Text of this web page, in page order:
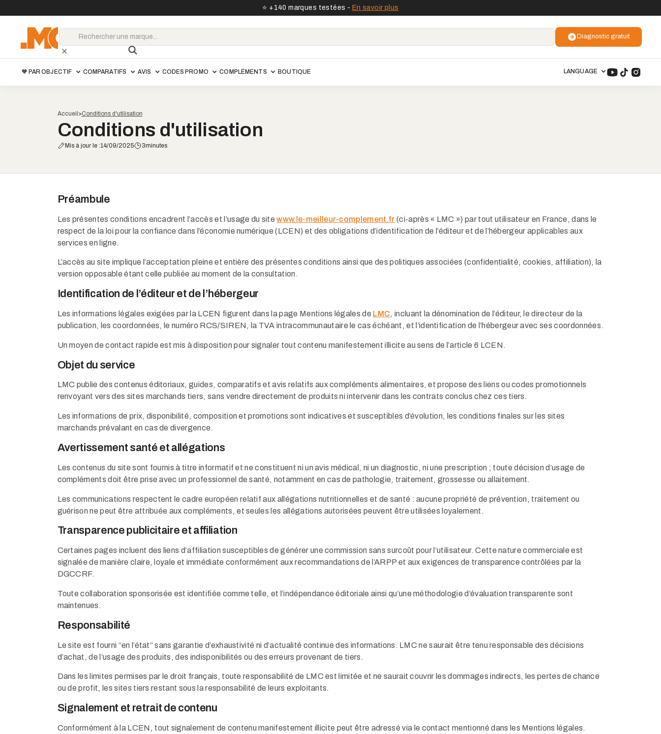
⭐️ +140 marques testées - En savoir plus
Diagnostic gratuit
🧡 PAR OBJECTIF COMPARATIFS AVIS CODES PROMO COMPLÉMENTS BOUTIQUE LANGUAGE
Accueil>Conditions d'utilisation
Conditions d'utilisation
Mis à jour le :14/09/2025 3minutes
Préambule
Les présentes conditions encadrent l’accès et l’usage du sitewww.le-meilleur-complement.fr (ci-après « LMC ») par tout utilisateur en France, dans le
respect de la loi pour la confiance dans l’économie numérique (LCEN) et des obligations d’identification de l’éditeur et de l’hébergeur applicables aux
services en ligne.
L’accès au site implique l’acceptation pleine et entière des présentes conditions ainsi que des politiques associées (confidentialité, cookies, affiliation), la
version opposable étant celle publiée au moment de la consultation.
Identification de l’éditeur et de l’hébergeur
Les informations légales exigées par la LCEN figurent dans la page Mentions légales de LMC, incluant la dénomination de l’éditeur, le directeur de la
publication, les coordonnées, le numéro RCS/SIREN, la TVA intracommunautaire le cas échéant, et l’identification de l’hébergeur avec ses coordonnées.
Un moyen de contact rapide est mis à disposition pour signaler tout contenu manifestement illicite au sens de l’article 6 LCEN.
Objet du service
LMC publie des contenus éditoriaux, guides, comparatifs et avis relatifs aux compléments alimentaires, et propose des liens ou codes promotionnels
renvoyant vers des sites marchands tiers, sans vendre directement de produits ni intervenir dans les contrats conclus chez ces tiers.
Les informations de prix, disponibilité, composition et promotions sont indicatives et susceptibles d’évolution, les conditions finales sur les sites
marchands prévalant en cas de divergence.
Avertissement santé et allégations
Les contenus du site sont fournis à titre informatif et ne constituent ni un avis médical, ni un diagnostic, ni une prescription ; toute décision d’usage de
compléments doit être prise avec un professionnel de santé, notamment en cas de pathologie, traitement, grossesse ou allaitement.
Les communications respectent le cadre européen relatif aux allégations nutritionnelles et de santé : aucune propriété de prévention, traitement ou
guérison ne peut être attribuée aux compléments, et seules les allégations autorisées peuvent être utilisées loyalement.
Transparence publicitaire et affiliation
Certaines pages incluent des liens d’affiliation susceptibles de générer une commission sans surcoût pour l’utilisateur. Cette nature commerciale est
signalée de manière claire, loyale et immédiate conformément aux recommandations de l’ARPP et aux exigences de transparence contrôlées par la
DGCCRF.
Toute collaboration sponsorisée est identifiée comme telle, et l’indépendance éditoriale ainsi qu’une méthodologie d’évaluation transparente sont
maintenues.
Responsabilité
Le site est fourni “en l’état” sans garantie d’exhaustivité ni d’actualité continue des informations. LMC ne saurait être tenu responsable des décisions
d’achat, de l’usage des produits, des indisponibilités ou des erreurs provenant de tiers.
Dans les limites permises par le droit français, toute responsabilité de LMC est limitée et ne saurait couvrir les dommages indirects, les pertes de chance
ou de profit, les sites tiers restant sous la responsabilité de leurs exploitants.
Signalement et retrait de contenu
Conformément à la LCEN, tout signalement de contenu manifestement illicite peut être adressé via le contact mentionné dans les Mentions légales.